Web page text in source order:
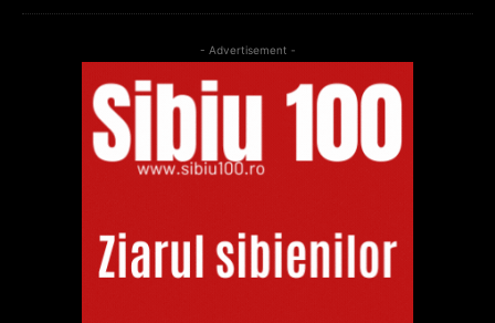
- Advertisement -